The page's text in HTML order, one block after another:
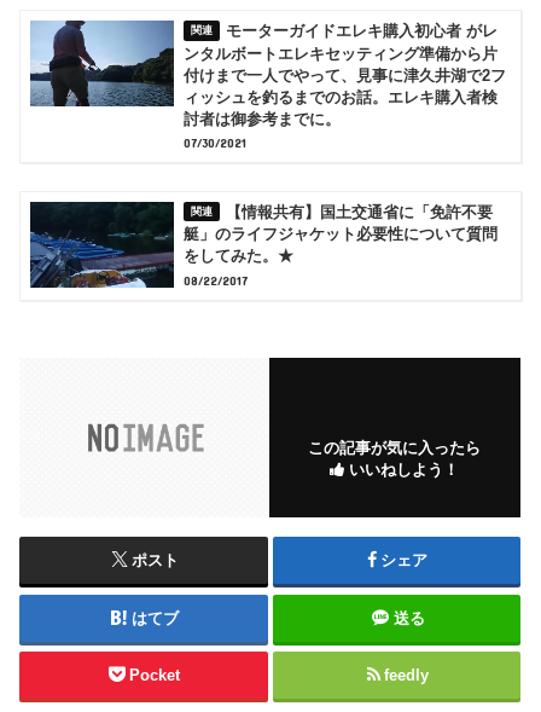
モーターガイドエレキ購入初心者 がレ
ンタルボートエレキセッティング準備から片
付けまで一人でやって、見事に津久井湖で2フ
ィッシュを釣るまでのお話。エレキ購入者検
討者は御参考までに。
07/30/2021
【情報共有】国土交通省に「免許不要
艇」のライフジャケット必要性について質問
をしてみた。★
08/22/2017
この記事が気に入ったら
いいねしよう！
ポスト シェア
はてブ 送る
Pocket feedly